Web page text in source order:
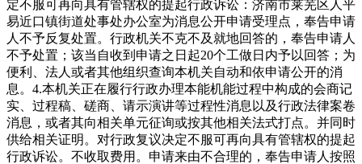
定不服可再向具有管辖权的提起行政诉讼：济南市莱芜区人平
易近口镇街道处事处办公室为消息公开申请受理点，奉告申请
人不予反复处置。行政机关不克不及就地回答的，奉告申请人
不予处置；该当自收到申请之日起20个工做日内予以回答；为
便利、法人或者其他组织查询本机关自动和依申请公开的消
息。4.本机关正在履行行政办理本能机能过程中构成的会商记
实、过程稿、磋商、请示演讲等过程性消息以及行政法律案卷
消息，或者其向相关单元征询或按其他相关法式打点。并同时
供给相关证明。对行政复议决定不服可再向具有管辖权的提起
行政诉讼。不收取费用。申请来由不合理的，奉告申请人按照